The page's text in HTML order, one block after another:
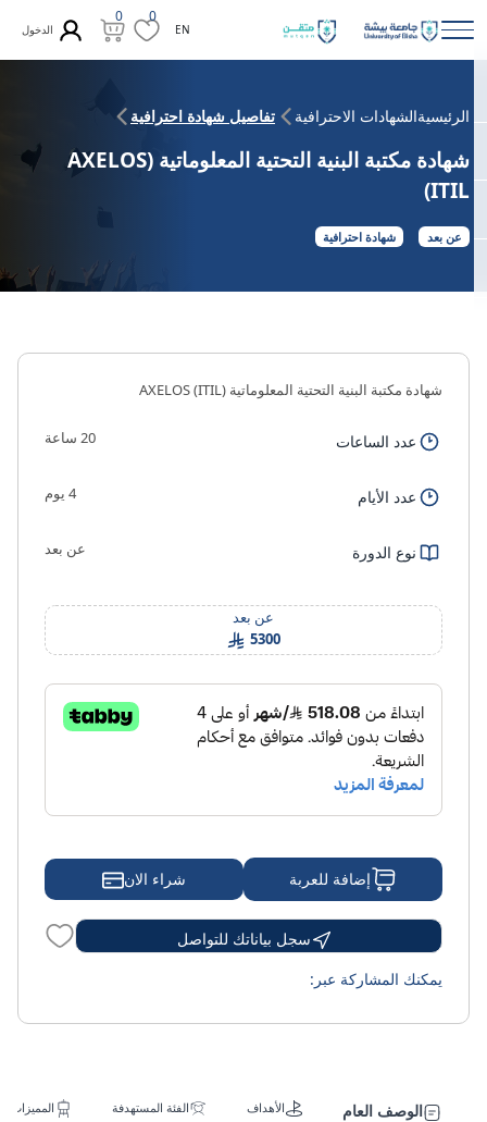
EN
0
0
الدخول
الرئيسيةالشهادات الاحترافية تفاصيل شهادة احترافية
شهادة مكتبة البنية التحتية المعلوماتية (AXELOS
(ITIL
عن بعد شهادة احترافية
الوصف العام الأهداف الفئة المستهدفة المميزات
شهادة مكتبة البنية التحتية المعلوماتية (AXELOS (ITIL
عدد الساعات 20 ساعة
عدد الأيام 4 يوم
نوع الدورة عن بعد
عن بعد
5300
إضافة للعربة شراء الان
سجل بياناتك للتواصل
يمكنك المشاركة عبر: